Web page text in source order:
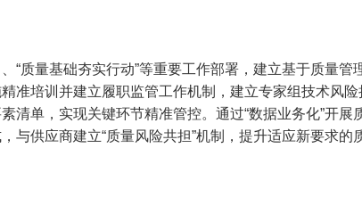
“质量基础夯实行动”等重要工作部署，建立基于质量
准培训并建立履职监管工作机制，建立专家组技术风
清单，实现关键环节精准管控。通过“数据业务化”开
供应商建立“质量风险共担”机制，提升适应新要求的